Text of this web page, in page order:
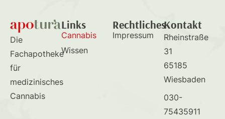
Die
Fachapotheke
für
medizinisches
Cannabis
Links
Cannabis
Wissen
Rechtliches
Impressum
Kontakt
Rheinstraße
31
65185
Wiesbaden
030-
75435911